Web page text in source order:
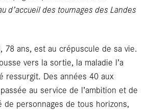
d’accueil des tournages des Landes
78 ans, est au crépuscule de sa vie.
vers la sortie, la maladie l’a
ressurgit. Des années 40 aux
au service de l’ambition et de
personnages de tous horizons,